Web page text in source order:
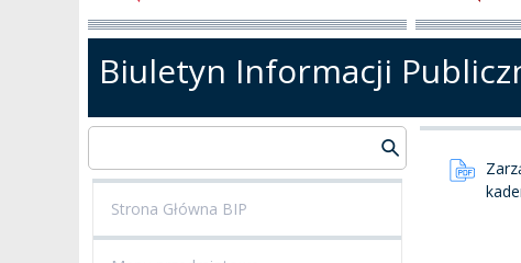
Biuletyn Informacji
Strona Główna BIP